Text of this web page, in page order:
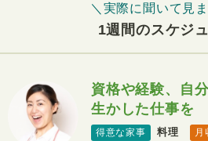
＼実際に聞いて見
1週間のスケジ
資格や経験、自
生かした仕事を
得意な家事 料理 月